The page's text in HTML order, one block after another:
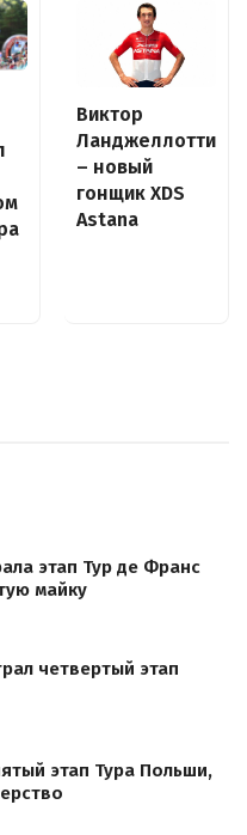
Виктор
Ланджеллотти
– новый
гонщик XDS
Astana
этап Тур де Франс
майку
четвертый этап
этап Тура Польши,